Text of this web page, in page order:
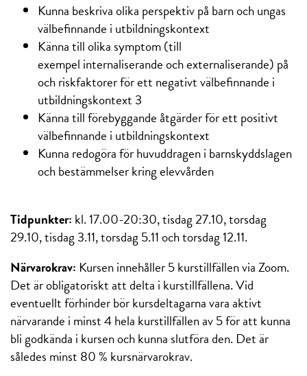
Kunna beskriva olika perspektiv på barn och ungas
välbefinnande i utbildningskontext
Känna till olika symptom (till
exempel internaliserande och externaliserande) på
och riskfaktorer för ett negativt välbefinnande i
utbildningskontext 3
Känna till förebyggande åtgärder för ett positivt
välbefinnande i utbildningskontext
Kunna redogöra för huvuddragen i barnskyddslagen
och bestämmelser kring elevvården
Tidpunkter: kl. 17.00-20:30, tisdag 27.10, torsdag
29.10, tisdag 3.11, torsdag 5.11 och torsdag 12.11.
Närvarokrav: Kursen innehåller 5 kurstillfällen via Zoom.
Det är obligatoriskt att delta i kurstillfällena. Vid
eventuellt förhinder bör kursdeltagarna vara aktivt
närvarande i minst 4 hela kurstillfällen av 5 för att kunna
bli godkända i kursen och kunna slutföra den. Det är
således minst 80 % kursnärvarokrav.